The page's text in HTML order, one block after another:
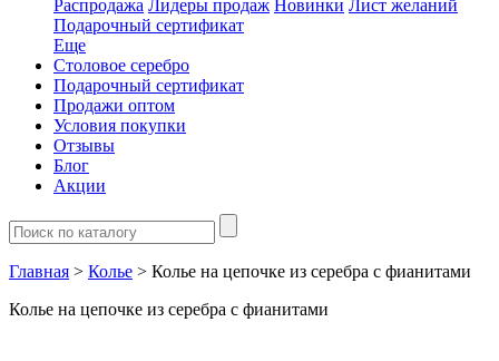
Распродажа Лидеры продаж Новинки Лист желаний
Подарочный сертификат
Еще
Столовое серебро
Подарочный сертификат
Продажи оптом
Условия покупки
Отзывы
Блог
Акции
Главная > Колье > Колье на цепочке из серебра с фианитами
Колье на цепочке из серебра с фианитами